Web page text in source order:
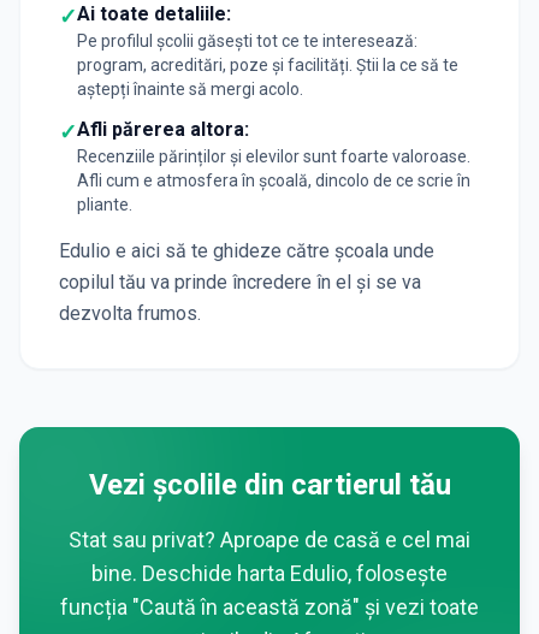
✓Ai toate detaliile:
Pe profilul școlii găsești tot ce te interesează:
program, acreditări, poze și facilități. Știi la ce să te
aștepți înainte să mergi acolo.
✓Afli părerea altora:
Recenziile părinților și elevilor sunt foarte valoroase.
Afli cum e atmosfera în școală, dincolo de ce scrie în
pliante.
Edulio e aici să te ghideze către școala unde
copilul tău va prinde încredere în el și se va
dezvolta frumos.
Vezi școlile din cartierul tău
Stat sau privat? Aproape de casă e cel mai
bine. Deschide harta Edulio, folosește
funcția "Caută în această zonă" și vezi toate